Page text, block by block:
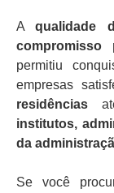
Aqualidade
compromisso
permitiu
empresas
residências
institutos,
da
Se você